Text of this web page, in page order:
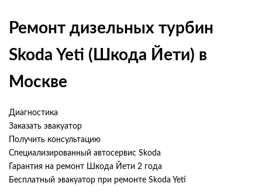
Ремонт дизельных турбин
Skoda Yeti (Шкода Йети) в
Москве
Диагностика
Заказать эвакуатор
Получить консультацию
Специализированный автосервис Skoda
Гарантия на ремонт Шкода Йети 2 года
Бесплатный эвакуатор при ремонте Skoda Yeti